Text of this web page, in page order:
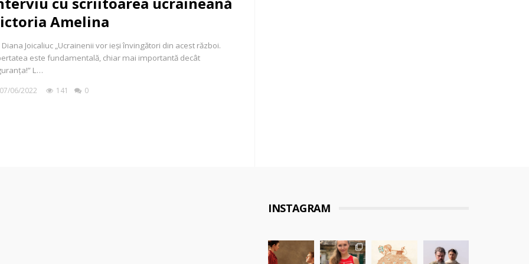
Amelina
Diana Joicaliuc „Ucrainenii vor ieși învingători din acest război.
este fundamentală, chiar mai importantă decât
L…
07/06/2022 141 0
INSTAGRAM